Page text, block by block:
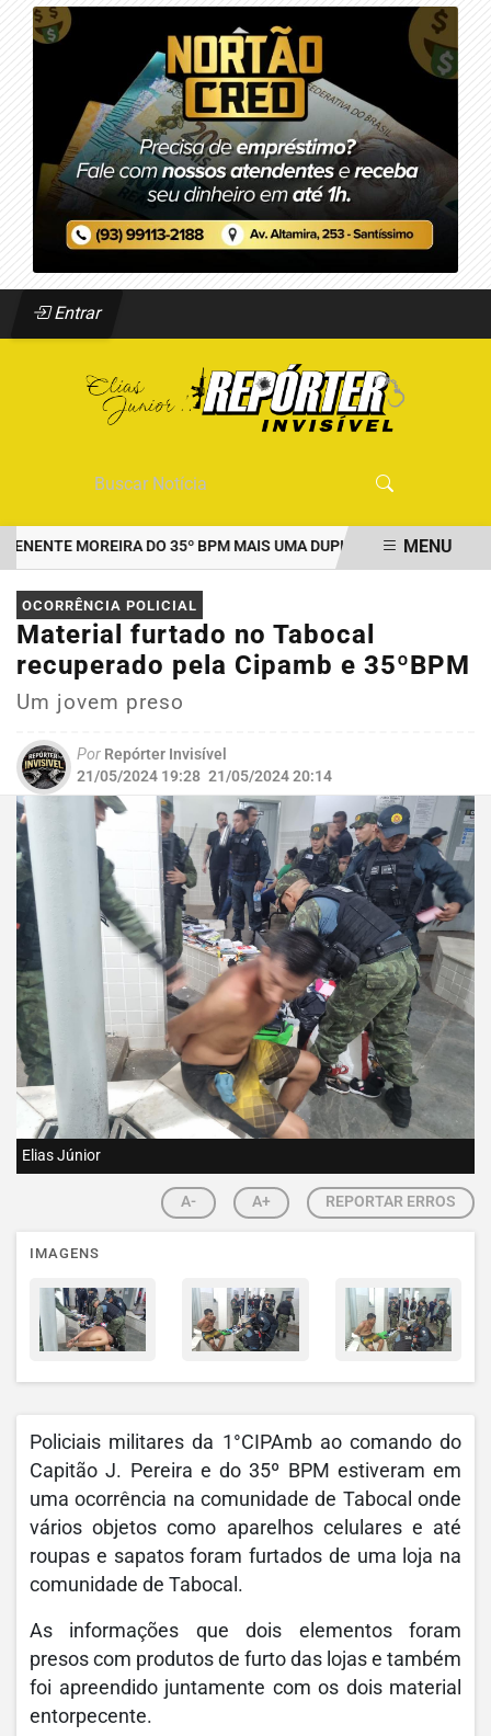
Entrar
MOREIRA DO 35º BPM MAIS UMA DUPLA PRESA POR TRÁFICO
EM ALTA
MENU
OCORRÊNCIA POLICIAL
Material furtado no Tabocal
recuperado pela Cipamb e 35ºBPM
Um jovem preso
Por Repórter Invisível
21/05/2024 19:28 21/05/2024 20:14
Elias Júnior
A- A+ REPORTAR ERROS
IMAGENS
Policiais militares da 1°CIPAmb ao comando do
Capitão J. Pereira e do 35º BPM estiveram em
uma ocorrência na comunidade de Tabocal onde
vários objetos como aparelhos celulares e até
roupas e sapatos foram furtados de uma loja na
comunidade de Tabocal.
As informações que dois elementos foram
presos com produtos de furto das lojas e também
foi apreendido juntamente com os dois material
entorpecente.